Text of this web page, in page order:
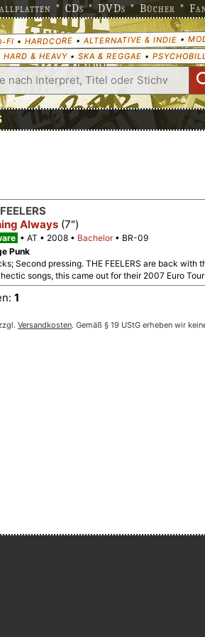
* CDs * DVDs * Bücher *
FI • HARDCORE • ALTERNATIVE & INDIE •
HARD & HEAVY• SKA & REGGAE •
Always (7")
AT 2008 Bachelor
BR-09
Punk
Second pressing. THE FEELERS are back
songs, this came out for their 2007 Euro
1
Versandkosten. Gemäß § 19 UStG erheben wir